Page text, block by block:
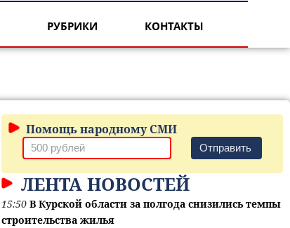
РУБРИКИ КОНТАКТЫ
Помощь народному СМИ
Отправить
ЛЕНТА НОВОСТЕЙ
15:50 В Курской области за полгода снизились темпы
строительства жилья